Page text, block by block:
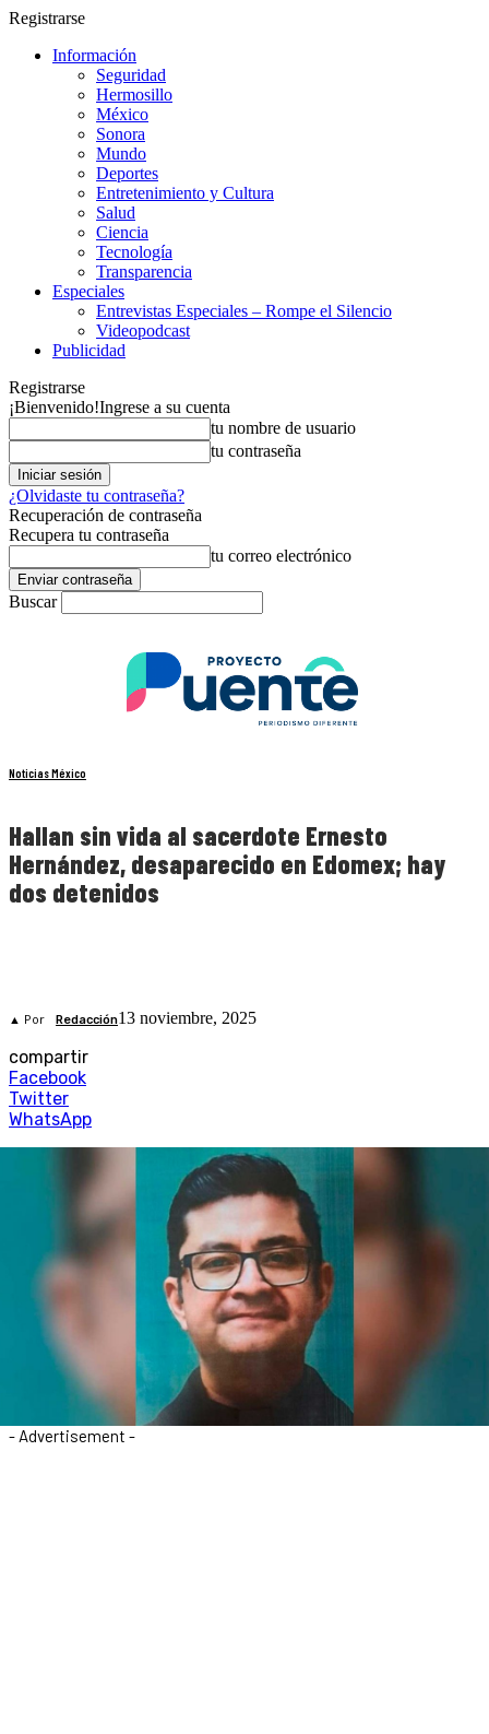
Registrarse
Información
Seguridad
Hermosillo
México
Sonora
Mundo
Deportes
Entretenimiento y Cultura
Salud
Ciencia
Tecnología
Transparencia
Especiales
Entrevistas Especiales – Rompe el Silencio
Videopodcast
Publicidad
Registrarse
¡Bienvenido!Ingrese a su cuenta
tu nombre de usuario
tu contraseña
¿Olvidaste tu contraseña?
Recuperación de contraseña
Recupera tu contraseña
tu correo electrónico
Buscar
Noticias México
Hallan sin vida al sacerdote Ernesto
Hernández, desaparecido en Edomex; hay
dos detenidos
▲ Por Redacción13 noviembre, 2025
compartir
Facebook
Twitter
WhatsApp
- Advertisement -